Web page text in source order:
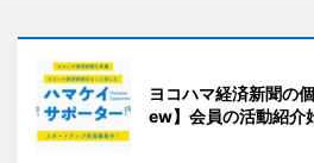
ヨコハマ経済新聞の
ew】会員の活動紹介